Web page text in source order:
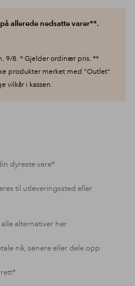
allerede nedsatte varer**.
9/8. * Gjelder ordinær pris. **
produkter merket med "Outlet"
vilkår i kassen.
dyreste vare*
til utleveringssted eller
alle alternativer her
nå, senere eller dele opp